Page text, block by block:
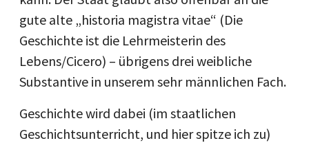
gute alte „historia magistra vitae“ (Die
Geschichte ist die Lehrmeisterin des
Lebens/Cicero) – übrigens drei weibliche
Substantive in unserem sehr männlichen Fach.
Geschichte wird dabei (im staatlichen
Geschichtsunterricht, und hier spitze ich zu)